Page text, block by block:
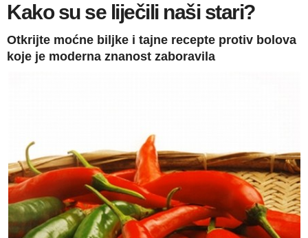
Kako su se liječili naši stari?
Otkrijte moćne biljke i tajne recepte protiv bolova
koje je moderna znanost zaboravila